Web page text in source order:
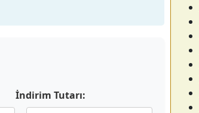
İndirim Tutarı: